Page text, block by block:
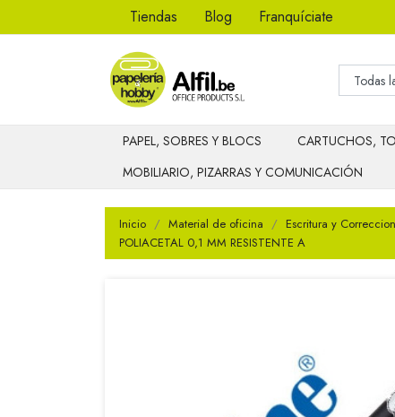
Tiendas Blog Franquíciate
PAPEL, SOBRES Y BLOCS CARTUCHOS,
MOBILIARIO, PIZARRAS Y COMUNICACIÓN
Inicio Material de oficina Escritura y Correccion
POLIACETAL 0,1 MM RESISTENTE A